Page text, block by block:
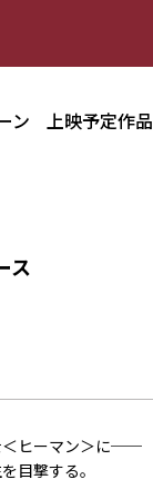
ン 上映予定作品
ス
＜ヒーマン＞に──
目撃する。